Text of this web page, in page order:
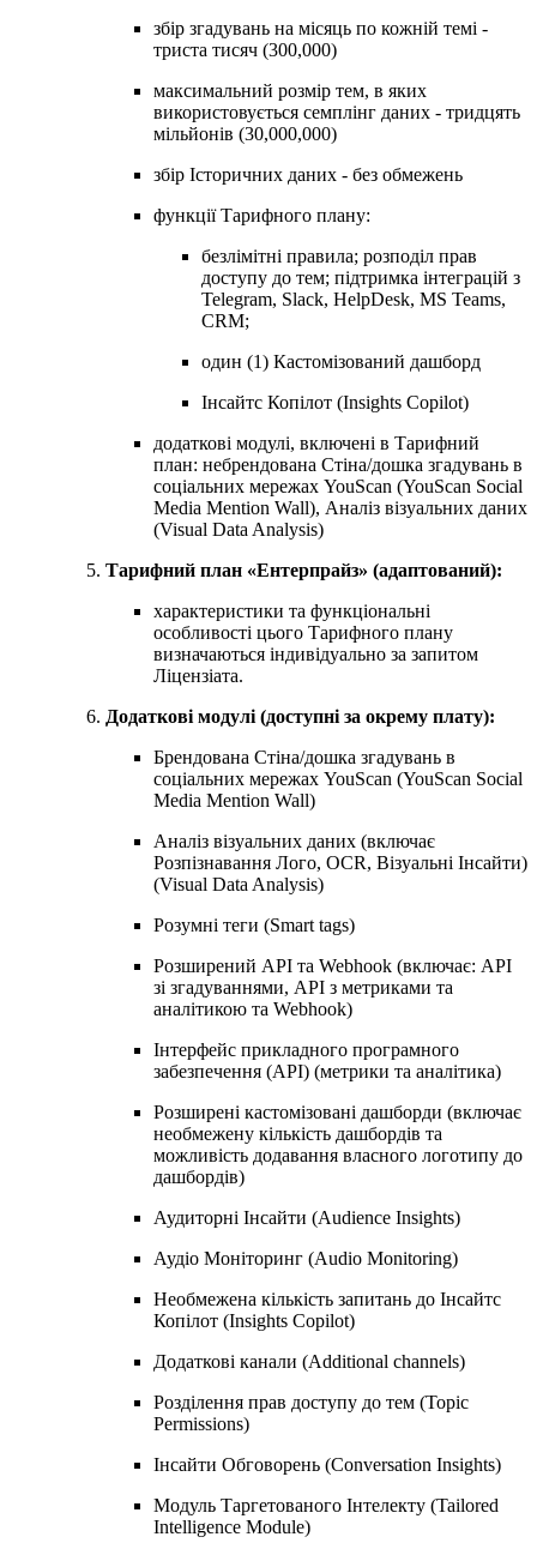
збір згадувань на місяць по кожній темі -
триста тисяч (300,000)
максимальний розмір тем, в яких
використовується семплінг даних - тридцять
мільйонів (30,000,000)
збір Історичних даних - без обмежень
функції Тарифного плану:
безлімітні правила; розподіл прав
доступу до тем; підтримка інтеграцій з
Telegram, Slack, HelpDesk, MS Teams,
CRM;
один (1) Кастомізований дашборд
Інсайтc Копілот (Insights Copilot)
додаткові модулі, включені в Тарифний
план: небрендована Стіна/дошка згадувань в
соціальних мережах YouScan (YouScan Social
Media Mention Wall), Аналіз візуальних даних
(Visual Data Analysis)
Тарифний план «Ентерпрайз» (адаптований):
характеристики та функціональні
особливості цього Тарифного плану
визначаються індивідуально за запитом
Ліцензіата.
Додаткові модулі (доступні за окрему плату):
Брендована Стіна/дошка згадувань в
соціальних мережах YouScan (YouScan Social
Media Mention Wall)
Аналіз візуальних даних (включає
Розпізнавання Лого, OCR, Візуальні Інсайти)
(Visual Data Analysis)
Розумні теги (Smart tags)
Розширений API та Webhook (включає: API
зі згадуваннями, API з метриками та
аналітикою та Webhook)
Інтерфейс прикладного програмного
забезпечення (API) (метрики та аналітика)
Розширенi кастомізованi дашборди (включає
необмежену кількість дашбордів та
можливість додавання власного логотипу до
дашбордів)
Аудиторні Інсайти (Audience Insights)
Аудіо Моніторинг (Audio Monitoring)
Необмежена кількість запитань до Інсайтc
Копілот (Insights Copilot)
Додаткові канали (Additional channels)
Розділення прав доступу до тем (Topic
Permissions)
Інсайти Обговорень (Conversation Insights)
Модуль Таргетованого Інтелекту (Tailored
Intelligence Module)